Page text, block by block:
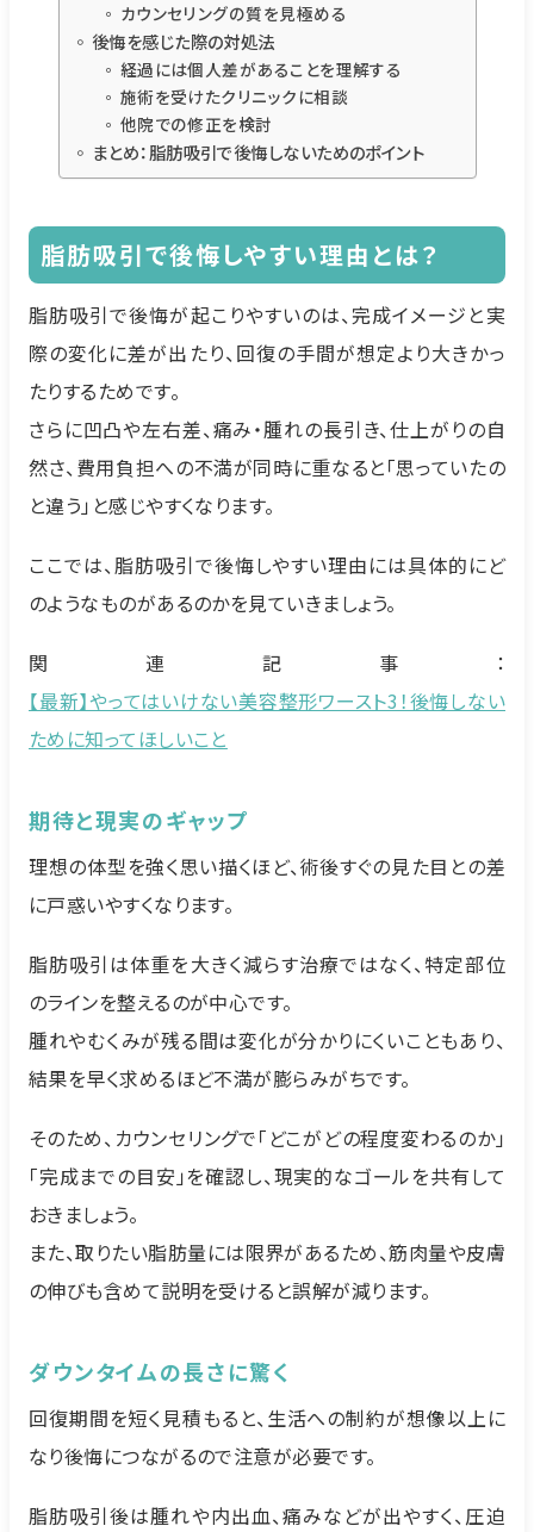
カウンセリングの質を見極める
後悔を感じた際の対処法
経過には個人差があることを理解する
施術を受けたクリニックに相談
他院での修正を検討
まとめ：脂肪吸引で後悔しないためのポイント
脂肪吸引で後悔しやすい理由とは？
脂肪吸引で後悔が起こりやすいのは、完成イメージと実
際の変化に差が出たり、回復の手間が想定より大きかっ
たりするためです。
さらに凹凸や左右差、痛み・腫れの長引き、仕上がりの自
然さ、費用負担への不満が同時に重なると「思っていたの
と違う」と感じやすくなります。
ここでは、脂肪吸引で後悔しやすい理由には具体的にど
のようなものがあるのかを見ていきましょう。
関連記事：
【最新】やってはいけない美容整形ワースト3！後悔しない
ために知ってほしいこと
期待と現実のギャップ
理想の体型を強く思い描くほど、術後すぐの見た目との差
に戸惑いやすくなります。
脂肪吸引は体重を大きく減らす治療ではなく、特定部位
のラインを整えるのが中心です。
腫れやむくみが残る間は変化が分かりにくいこともあり、
結果を早く求めるほど不満が膨らみがちです。
そのため、カウンセリングで「どこがどの程度変わるのか」
「完成までの目安」を確認し、現実的なゴールを共有して
おきましょう。
また、取りたい脂肪量には限界があるため、筋肉量や皮膚
の伸びも含めて説明を受けると誤解が減ります。
ダウンタイムの長さに驚く
回復期間を短く見積もると、生活への制約が想像以上に
なり後悔につながるので注意が必要です。
脂肪吸引後は腫れや内出血、痛みなどが出やすく、圧迫